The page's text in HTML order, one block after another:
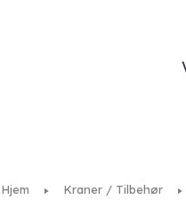
Hjem Kraner / Tilbehør